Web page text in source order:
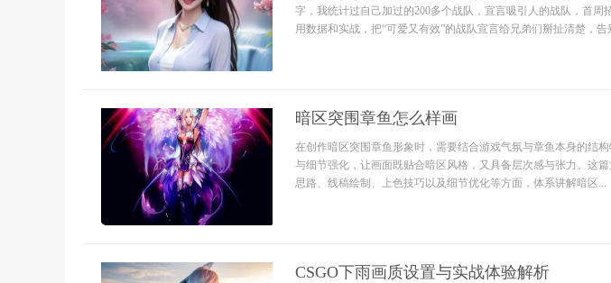
字，我统计过自己加过的200多个战队，宣言吸引人的战队，首周
用数据和实战，把“可爱又有效”的战队宣言给兄弟们掰扯清楚，告
暗区突围章鱼怎么样画
在创作暗区突围章鱼形象时，需要结合游戏气氛与章鱼本身的结
与细节强化，让画面既贴合暗区风格，又具备层次感与张力。这
思路、线稿绘制、上色技巧以及细节优化等方面，体系讲解暗区...
CSGO下雨画质设置与实战体验解析